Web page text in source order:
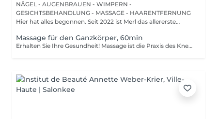
NÄGEL - AUGENBRAUEN - WIMPERN -
GESICHTSBEHANDLUNG - MASSAGE - HAARENTFERNUNG
Hier hat alles begonnen. Seit 2022 ist Merl das allererste
Massage für den Ganzkörper, 60min
Erhalten Sie Ihre Gesundheit! Massage ist die Praxis des Knetens oder Bearbeitens der Muskeln und anderer Weichteile einer Person, um Stress zu reduzieren, Muskelschmerzen zu lindern, die Entspannung zu fördern und die Funktion des Immunsystems zu verbessern. Vorteile einer Ganzkörpermassage für die Gesundheit: - reduziert Stress - entspannend - verbessert die Durchblutung - verbessert das Immunsystem des Körpers Wie wird eine Ganzkörpermassage durchgeführt? - Kopf und Nacken werden massiert - Schultern und Rücken werden massiert - Hände und Arme werden massiert - Füße und Beine werden massiert - der Bauch wird massiert Altersbeschränkungen: es gibt keine Altersbeschränkungen für dieses Verfahren. Empfehlungen nach dem Eingriff: nach dem Eingriff 2-3 Stunden keinen Sport und plötzliche Bewegungen machen. Frequenz: 1-2 Mal pro Woche, insgesamt 10 Mal. Wiederholen Sie den Eingriff alle 3-6 Monate.